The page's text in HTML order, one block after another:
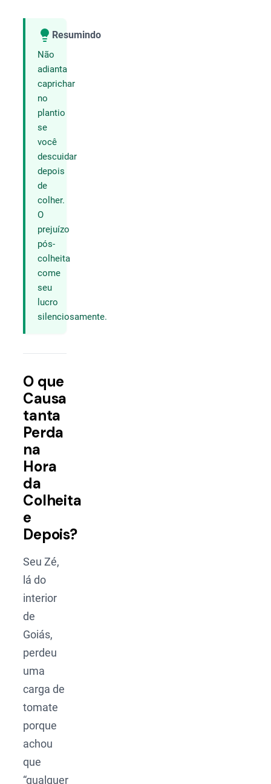
Resumindo
Não
adianta
caprichar
no
plantio
se
você
descuidar
depois
de
colher.
O
prejuízo
pós-
colheita
come
seu
lucro
silenciosamente.
O que
Causa
tanta
Perda
na
Hora
da
Colheita
e
Depois?
Seu Zé,
lá do
interior
de
Goiás,
perdeu
uma
carga de
tomate
porque
achou
que
“qualquer